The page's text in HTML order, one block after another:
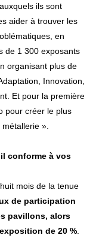
ils sont
aider à trouver les
en
de 1 300 exposants
organisant plus de
Innovation,
Et pour la première
pour créer le plus
».
conforme à vos
mois de la tenue
de participation
pavillons, alors
de 20 %